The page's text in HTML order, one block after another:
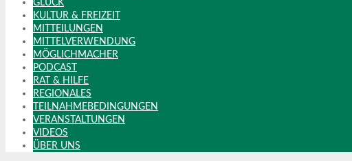
GLÜCK
KULTUR & FREIZEIT
MITTEILUNGEN
MITTELVERWENDUNG
MÖGLICHMACHER
PODCAST
RAT & HILFE
REGIONALES
TEILNAHMEBEDINGUNGEN
VERANSTALTUNGEN
VIDEOS
ÜBER UNS